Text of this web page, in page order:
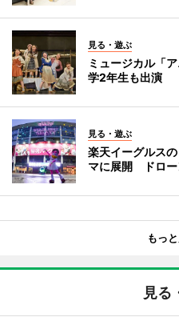
見る・遊ぶ
ミュージカル「
学2年生も出演
見る・遊ぶ
楽天イーグルス
マに展開 ドロー
もっ
見る